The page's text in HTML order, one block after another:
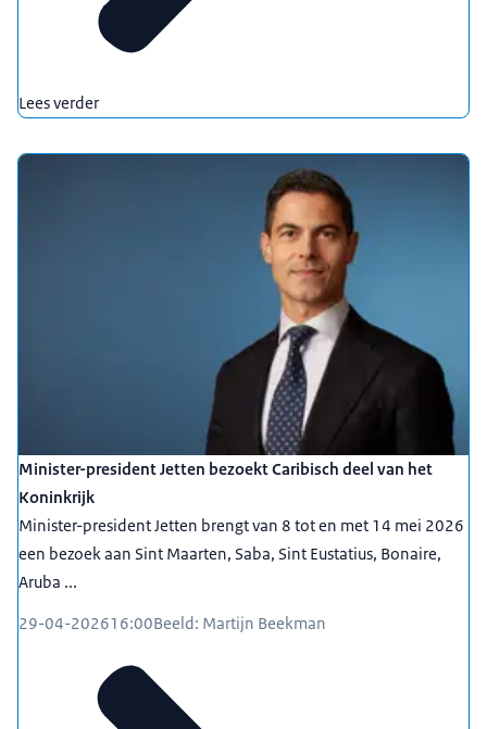
Lees verder
Minister-president Jetten bezoekt Caribisch deel van het
Koninkrijk
Minister-president Jetten brengt van 8 tot en met 14 mei 2026
een bezoek aan Sint Maarten, Saba, Sint Eustatius, Bonaire,
Aruba ...
29-04-202616:00Beeld: Martijn Beekman